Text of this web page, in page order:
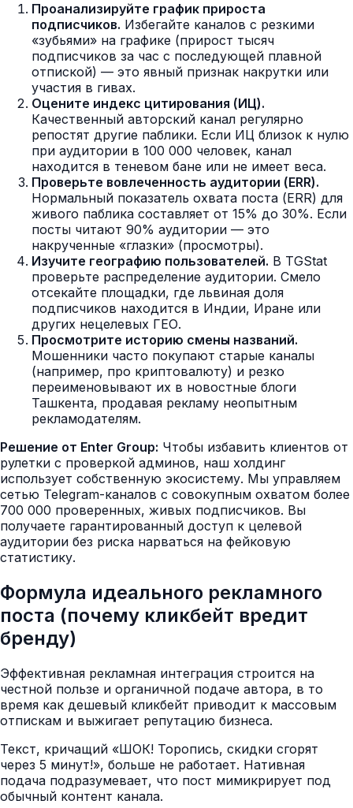
Проанализируйте график прироста
подписчиков. Избегайте каналов с резкими
«зубьями» на графике (прирост тысяч
подписчиков за час с последующей плавной
отпиской) — это явный признак накрутки или
участия в гивах.
Оцените индекс цитирования (ИЦ).
Качественный авторский канал регулярно
репостят другие паблики. Если ИЦ близок к нулю
при аудитории в 100 000 человек, канал
находится в теневом бане или не имеет веса.
Проверьте вовлеченность аудитории (ERR).
Нормальный показатель охвата поста (ERR) для
живого паблика составляет от 15% до 30%. Если
посты читают 90% аудитории — это
накрученные «глазки» (просмотры).
Изучите географию пользователей. В TGStat
проверьте распределение аудитории. Смело
отсекайте площадки, где львиная доля
подписчиков находится в Индии, Иране или
других нецелевых ГЕО.
Просмотрите историю смены названий.
Мошенники часто покупают старые каналы
(например, про криптовалюту) и резко
переименовывают их в новостные блоги
Ташкента, продавая рекламу неопытным
рекламодателям.
Решение от Enter Group: Чтобы избавить клиентов от
рулетки с проверкой админов, наш холдинг
использует собственную экосистему. Мы управляем
сетью Telegram-каналов с совокупным охватом более
700 000 проверенных, живых подписчиков. Вы
получаете гарантированный доступ к целевой
аудитории без риска нарваться на фейковую
статистику.
Формула идеального рекламного
поста (почему кликбейт вредит
бренду)
Эффективная рекламная интеграция строится на
честной пользе и органичной подаче автора, в то
время как дешевый кликбейт приводит к массовым
отпискам и выжигает репутацию бизнеса.
Текст, кричащий «ШОК! Торопись, скидки сгорят
через 5 минут!», больше не работает. Нативная
подача подразумевает, что пост мимикрирует под
обычный контент канала.